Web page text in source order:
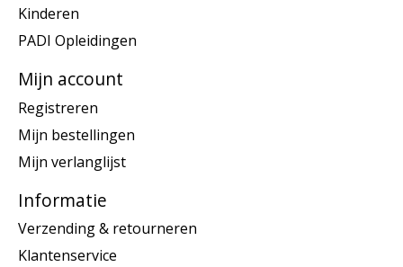
Kinderen
PADI Opleidingen
Mijn account
Registreren
Mijn bestellingen
Mijn verlanglijst
Informatie
Verzending & retourneren
Klantenservice